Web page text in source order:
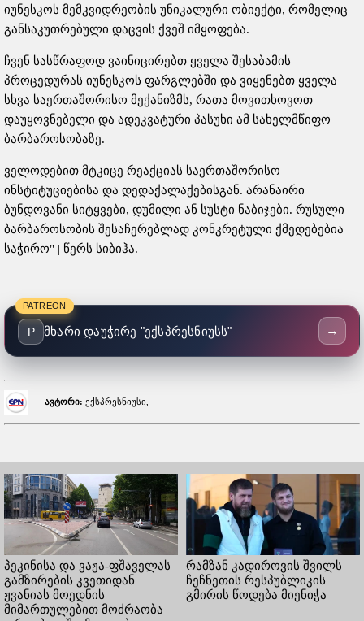
იუნესკოს მემკვიდრეობის უნიკალური ობიექტი, რომელიც
განსაკუთრებული დაცვის ქვეშ იმყოფება.
ჩვენ სასწრაფოდ ვაინიცირებთ ყველა შესაბამის
პროცედურას იუნესკოს ფარგლებში და ვიყენებთ ყველა
სხვა საერთაშორისო მექანიზმს, რათა მოვითხოვოთ
დაუყოვნებელი და ადეკვატური პასუხი ამ სახელმწიფო
ბარბაროსობაზე.
ველოდებით მტკიცე რეაქციას საერთაშორისო
ინსტიტუციებისა და დედაქალაქებისგან. არანაირი
ბუნდოვანი სიტყვები, დუმილი ან სუსტი ნაბიჯები. რუსული
ბარბაროსობის შესაჩერებლად კონკრეტული ქმედებებია
საჭირო" | წერს სიბიჰა.
PATREON
P მხარი დაუჭირე "ექსპრესნიუსს" →
ავტორი: ექსპრესნიუსი,
პეკინისა და ვაჟა-ფშაველას
გამზირების კვეთიდან
ჟვანიას მოედნის
მიმართულებით მოძრაობა
რამზან კადიროვის შვილს
ჩეჩნეთის რესპუბლიკის
გმირის წოდება მიენიჭა